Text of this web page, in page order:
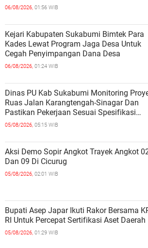
06/08/2026, 01:56 WIB
Kejari Kabupaten Sukabumi Bimtek Para
Kades Lewat Program Jaga Desa Untuk
Cegah Penyimpangan Dana Desa
06/08/2026, 01:24 WIB
Dinas PU Kab Sukabumi Monitoring
Ruas Jalan Karangtengah-Sinagar Dan
Pastikan Pekerjaan Sesuai Spesifikasi
Teknis
05/08/2026, 05:15 WIB
Aksi Demo Sopir Angkot Trayek Angkot
Dan 09 Di Cicurug
05/08/2026, 02:01 WIB
Bupati Asep Japar Ikuti Rakor Bersama
RI Untuk Percepat Sertifikasi Aset Daerah
05/08/2026, 01:29 WIB